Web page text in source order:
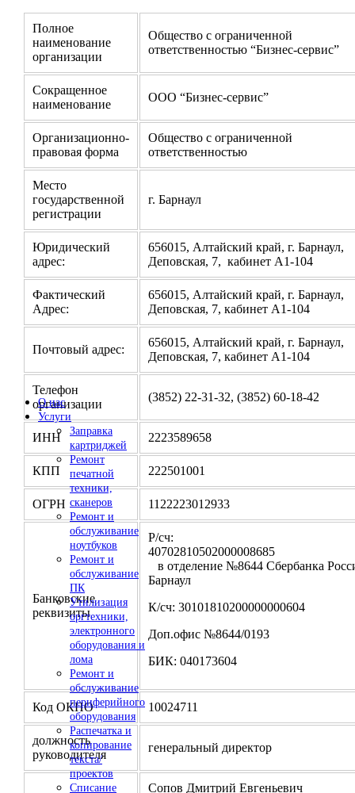
О нас
Услуги
Заправка
картриджей
Ремонт
печатной
техники,
сканеров
Ремонт и
обслуживание
ноутбуков
Ремонт и
обслуживание
ПК
Утилизация
оргтехники,
электронного
оборудования и
лома
Ремонт и
обслуживание
периферийного
оборудования
Распечатка и
копирование
текста/
проектов
Списание
Полное
наименование
организации
Общество с ограниченной
ответственностью “Бизнес-сервис”
Сокращенное
наименование
ООО “Бизнес-сервис”
Организационно-
правовая форма
Общество с ограниченной
ответственностью
Место
государственной
регистрации
г. Барнаул
Юридический
адрес:
656015, Алтайский край, г. Барнаул,
Деповская, 7, кабинет А1-104
Фактический
Адрес:
656015, Алтайский край, г. Барнаул,
Деповская, 7, кабинет А1-104
Почтовый адрес:
656015, Алтайский край, г. Барнаул,
Деповская, 7, кабинет А1-104
Телефон
организации
(3852) 22-31-32, (3852) 60-18-42
ИНН 2223589658
КПП 222501001
ОГРН 1122223012933
Банковские
реквизиты
Р/сч:
в отделение №8644 Сбербанка
Барнаул
К/сч: 30101810200000000604
Доп.офис №8644/0193
БИК: 040173604
Код ОКПО 10024711
должность
руководителя
генеральный директор
Сопов Дмитрий Евгеньевич